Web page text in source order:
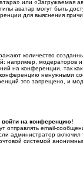
или «Загружаемая
аватар могут быть
для выяснения
количество
например, модераторов
на конференции, так
ненужными
это запрещено, и
войти на конференцию!
отправлять email-
администратор
системой